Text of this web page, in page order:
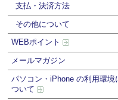
支払・決済方法
その他について
WEBポイント
メールマガジン
パソコン・iPhone の利用環境
ついて